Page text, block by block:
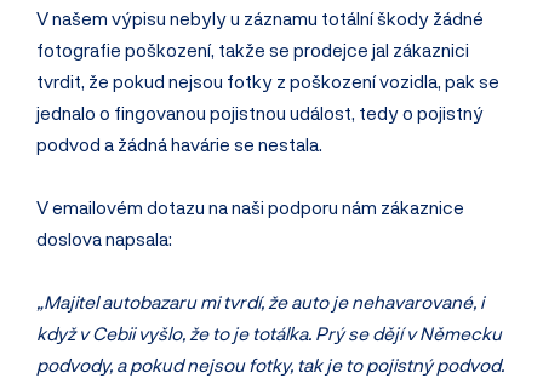
V našem výpisu nebyly u záznamu totální škody žádné
fotografie poškození, takže se prodejce jal zákaznici
tvrdit, že pokud nejsou fotky z poškození vozidla, pak se
jednalo o fingovanou pojistnou událost, tedy o pojistný
podvod a žádná havárie se nestala.
V emailovém dotazu na naši podporu nám zákaznice
doslova napsala:
„Majitel autobazaru mi tvrdí, že auto je nehavarované, i
když v Cebii vyšlo, že to je totálka. Prý se dějí v Německu
podvody, a pokud nejsou fotky, tak je to pojistný podvod.